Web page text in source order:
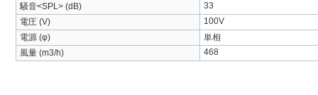
騒音<SPL> (dB)
33
電圧 (V)
100V
電源 (φ)
単相
風量 (m3/h)
468